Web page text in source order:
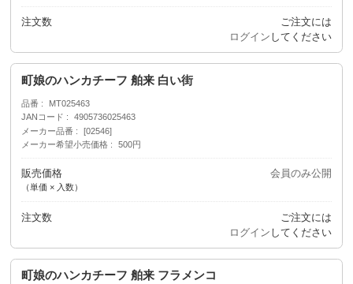
注文数
ご注文には
ログイン してください
町娘のハンカチーフ 舶来 白い街
品番
MT025463
JANコード
4905736025463
メーカー品番
[02546]
メーカー希望小売価格
500円
販売価格
（単価 × 入数）
会員のみ公開
注文数
ご注文には
ログイン してください
町娘のハンカチーフ 舶来 フラメンコ